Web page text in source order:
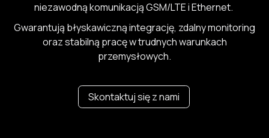
niezawodną komunikacją GSM/LTE i Ethernet.
Gwarantują błyskawiczną integrację, zdalny monitoring
oraz stabilną pracę w trudnych warunkach
przemysłowych.
Skontaktuj się z nami